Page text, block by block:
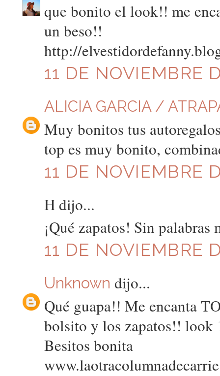
que bonito el look!! me
un beso!!
http://
11 DE NOVIEMBRE
ALICIA GARCIA /
Muy bonitos tus
top es muy bonito,
11 DE NOVIEMBRE
H dijo...
¡Qué zapatos! Sin palabras
11 DE NOVIEMBRE
Unknown dijo...
Qué guapa!! Me encanta
bolsito y los zapatos!! look
Besitos bonita